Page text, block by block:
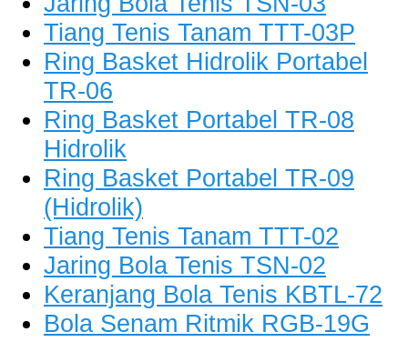
Tiang Tenis Tanam TTT-03P
Ring Basket Hidrolik Portabel
TR-06
Ring Basket Portabel TR-08
Hidrolik
Ring Basket Portabel TR-09
(Hidrolik)
Tiang Tenis Tanam TTT-02
Jaring Bola Tenis TSN-02
Keranjang Bola Tenis KBTL-72
Bola Senam Ritmik RGB-19G